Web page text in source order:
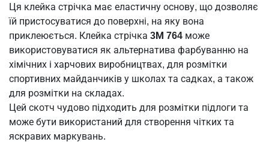
Ця клейка стрічка має еластичну основу, що дозволяє
їй пристосуватися до поверхні, на яку вона
приклеюється. Клейка стрічка 3М 764 може
використовуватися як альтернатива фарбуванню на
хімічних і харчових виробництвах, для розмітки
спортивних майданчиків у школах та садках, а також
для розмітки на складах.
Цей скотч чудово підходить для розмітки підлоги та
може бути використаний для створення чітких та
яскравих маркувань.